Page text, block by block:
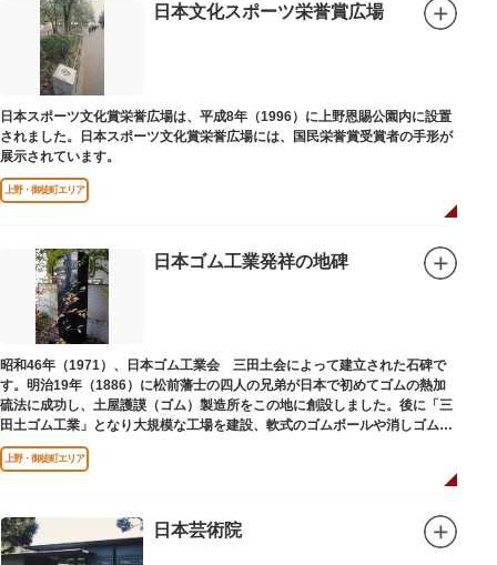
日本文化スポーツ栄誉賞広場
日本スポーツ文化賞栄誉広場は、平成8年（1996）に上野恩賜公園内に設置
されました。日本スポーツ文化賞栄誉広場には、国民栄誉賞受賞者の手形が
展示されています。
上野・御徒町エリア
日本ゴム工業発祥の地碑
昭和46年（1971）、日本ゴム工業会 三田土会によって建立された石碑で
す。明治19年（1886）に松前藩士の四人の兄弟が日本で初めてゴムの熱加
硫法に成功し、土屋護謨（ゴム）製造所をこの地に創設しました。後に「三
田土ゴム工業」となり大規模な工場を建設、軟式のゴムボールや消しゴムな
ど新しいゴム製品を次々に開発しました。
上野・御徒町エリア
日本芸術院